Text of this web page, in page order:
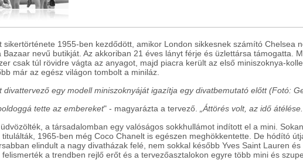
sikertörténete 1955-ben kezdődött, amikor London sikkesnek számító Chelsea
Bazaar nevű butikját. Az akkoriban 21 éves lányt férje és üzlettársa támogatta.
csak túl rövidre vágta az anyagot, majd piacra került az első miniszoknya-
már az egész világon tombolt a miniláz.
divattervező egy modell miniszoknyáját igazítja egy divatbemutató előtt (Fotó:
tette az embereket" - magyarázta a tervező.
„Áttörés volt, az idő
a társadalomban egy valóságos sokkhullámot indított el a mini. Sokan
titulálták, 1965-ben még Coco Chanelt is egészen meghökkentette. De hódító
elindult a nagy divatházak felé, nem sokkal később Yves Saint Lauren és
felismerték a trendben rejlő erőt és a tervezőasztalokon egyre több mini és